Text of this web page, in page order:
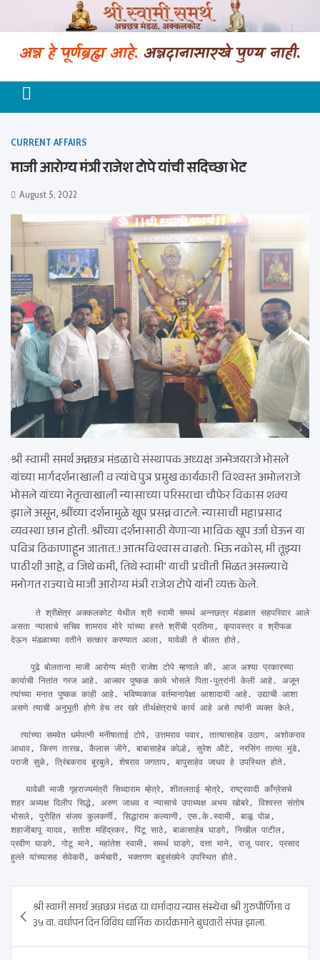
श्री स्वामी समर्थ अन्नछत्र मंडळ (Trust F-
2279) अक्कलकोट
CURRENT AFFAIRS
माजी आरोग्य मंत्री राजेश टोपे यांची सदिच्छा भेट
August 5, 2022
श्री स्वामी समर्थ अन्नछत्र मंडळाचे संस्थापक अध्यक्ष जन्मेजयराजे भोसले
यांच्या मार्गदर्शनाखाली व त्यांचे पुत्र प्रमुख कार्यकारी विश्वस्त अमोलराजे
भोसले यांच्या नेतृत्वाखाली न्यासाच्या परिसराचा चौफेर विकास शक्य
झाले असून, श्रींच्या दर्शनामुळे खूप प्रसन्न वाटले. न्यासाची महाप्रसाद
व्यवस्था छान होती. श्रींच्या दर्शनासाठी येणाऱ्या भाविक खूप उर्जा घेऊन या
पवित्र ठिकाणाहून जातात..! आत्मविश्वास वाढतो. भिऊ नकोस, मी तूझ्या
पाठीशी आहे, व जिथे कमी, तिथे स्वामी’ याची प्रचीती मिळत असल्याचे
मनोगत राज्याचे माजी आरोग्य मंत्री राजेश टोपे यांनी व्यक्त केले.
असता न्यासाचे सचिव शामराव मोरे यांच्या हस्ते श्रींची प्रतिमा, कृपावस्त्र व श्रीफळ
देऊन मंडळाच्या वतीने सत्कार करण्यात आला, यावेळी ते बोलत होते.
कार्याची नितांत गरज आहे. आजवर पुष्कळ कामे भोसले पिता-पुत्रांनी केली आहे. अजून
त्यांच्या मनात पुष्कळ काही आहे. भविष्यकाळ वर्तमानापेक्षा आशादायी आहे. उद्याची आशा
असणे त्याची अनुभूती होणे हेच तर खरे तीर्थक्षेत्राचे कार्य आहे असे त्यांनी व्यक्त केले.
आधाव, किरण तारख, कैलास जीगे, बाबासाहेब कोल्हे, सुरेश औटे, नरसिंग तात्या मुंडे,
पराजी सुळे, त्रिंबकराव बुरबुले, शेषराव जगताप, बापुसाहेव जाधव हे उपस्थित होते.
शहर अध्यक्ष दिलीप सिद्धे, अरुण जाधव व न्यासाचे उपाध्यक्ष अभय खोबरे, विश्वस्त संतोष
भोसले, पुरोहित संजय कुलकर्णी, सिद्धाराम कल्याणी, एस.के.स्वामी, बाळू पोळ,
शहाजीबापू यादव, सतीश महिंद्रकर, पिंटू साठे, बाळासाहेब घाडगे, निखील पाटील,
प्रवीण घाडगे, गोटू माने, महांतेश स्वामी, समर्थ घाडगे, दत्ता माने, राजू पवार, प्रसाद
हुल्ले यांच्यासह सेवेकरी, कर्मचारी, भक्तगण बहुसंख्येने उपस्थित होते.
Post
navigation
श्री स्वामी समर्थ अन्नछत्र मंडळ या धर्मादाय न्यास संस्थेचा श्री गुरुपौर्णिमा व
३५ वा. वर्धापन दिन विविध धार्मिक कार्यक्रमाने बुधवारी संपन्न झाला.